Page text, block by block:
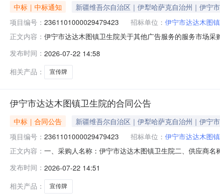
中标｜中标通知
新疆维吾尔自治区｜伊犁哈萨克自治州｜伊宁市
项目编号： 2361101000029479423 招标单位： 伊宁市达达木图
正文内容： 伊宁市达达木图镇卫生院关于其他广告服务的服务市场
区划编码:654002项目所在行政区划名称:新疆维吾尔自
发布时间： 2026-07-22 14:58
相关产品：
宣传牌
伊宁市达达木图镇卫生院的合同公告
中标｜合同公告
新疆维吾尔自治区｜伊犁哈萨克自治州｜伊宁市
项目编号： 2361101000029479423 招标单位： 伊宁市达达木图
正文内容： 一、采购人名称：伊宁市达达木图镇卫生院二、供应商
基本概况：七、其它事项：详见附件中的合同文件八、
发布时间： 2026-07-22 14:51
相关产品：
宣传牌